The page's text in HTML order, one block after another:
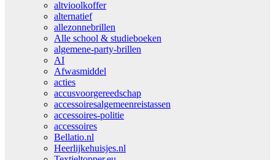
altvioolkoffer
alternatief
allezonnebrillen
Alle school & studieboeken
algemene-party-brillen
AI
Afwasmiddel
acties
accusvoorgereedschap
accessoiresalgemeenreistassen
accessoires-politie
accessoires
Bellatio.nl
Heerlijkehuisjes.nl